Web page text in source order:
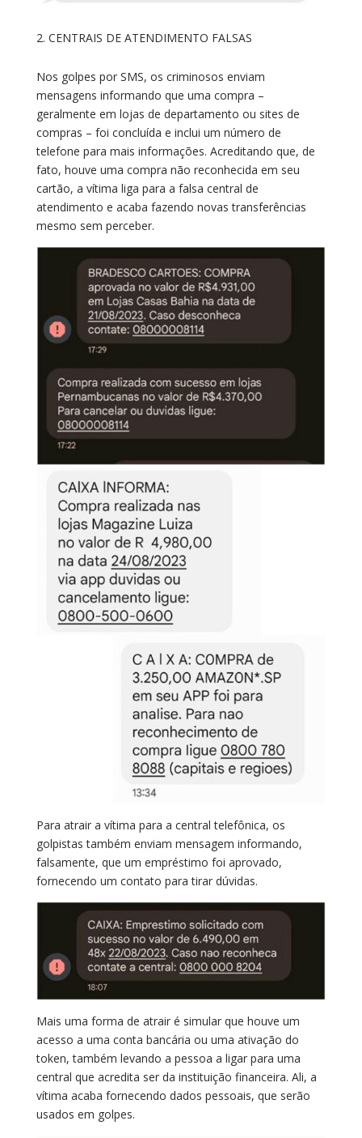
CENTRAIS DE ATENDIMENTO FALSAS
Nos golpes por SMS, os criminosos enviam
mensagens informando que uma compra –
geralmente em lojas de departamento ou sites de
compras – foi concluída e inclui um número de
telefone para mais informações. Acreditando que, de
fato, houve uma compra não reconhecida em seu
cartão, a vítima liga para a falsa central de
atendimento e acaba fazendo novas transferências
mesmo sem perceber.
Para atrair a vítima para a central telefônica, os
golpistas também enviam mensagem informando,
falsamente, que um empréstimo foi aprovado,
fornecendo um contato para tirar dúvidas.
Mais uma forma de atrair é simular que houve um
acesso a uma conta bancária ou uma ativação do
token, também levando a pessoa a ligar para uma
central que acredita ser da instituição financeira. Ali, a
vítima acaba fornecendo dados pessoais, que serão
usados em golpes.